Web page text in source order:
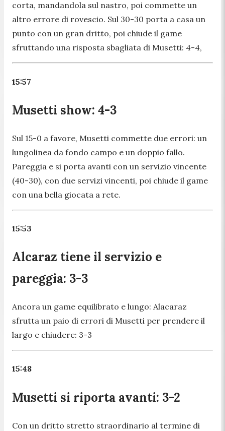
corta, mandandola sul nastro, poi commette un
altro errore di rovescio. Sul 30-30 porta a casa un
punto con un gran dritto, poi chiude il game
sfruttando una risposta sbagliata di Musetti: 4-4,
15:57
Musetti show: 4-3
Sul 15-0 a favore, Musetti commette due errori: un
lungolinea da fondo campo e un doppio fallo.
Pareggia e si porta avanti con un servizio vincente
(40-30), con due servizi vincenti, poi chiude il game
con una bella giocata a rete.
15:53
Alcaraz tiene il servizio e
pareggia: 3-3
Ancora un game equilibrato e lungo: Alacaraz
sfrutta un paio di errori di Musetti per prendere il
largo e chiudere: 3-3
15:48
Musetti si riporta avanti: 3-2
Con un dritto stretto straordinario al termine di